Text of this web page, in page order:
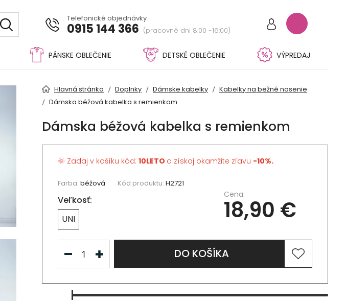
Telefonické objednávky
0915 144 366 (pracovné dni 8:00 -16:00)
PÁNSKE OBLEČENIE DETSKÉ OBLEČENIE VÝPREDAJ
Hlavná stránka Doplnky Dámske kabelky
Kabelky na bežné nosenie
Dámska béžová kabelka s remienkom
Dámska béžová kabelka s remienkom
🌞 Zadaj v košíku kód: 10LETO a získaj okamžite zľavu -10%.
Farba: béžová Kód produktu: H2721
Veľkosť:
UNI
Cena:
18,90 €
DO KOŠÍKA